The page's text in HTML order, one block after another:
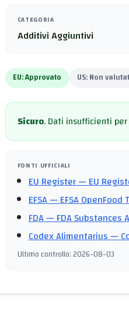
CATEGORIA
Additivi Aggiuntivi
EU:Approvato US:Non
Sicuro.Dati insufficienti
FONTI UFFICIALI
EU Register— EU
EFSA— EFSA OpenFood
FDA— FDA Substances
Codex Alimentarius—
Ultimo controllo:2026-08-03